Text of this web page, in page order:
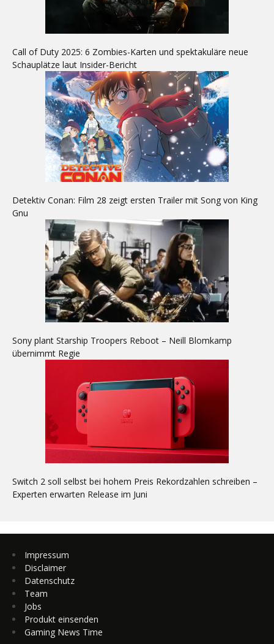
Call of Duty 2025: 6 Zombies-Karten und spektakuläre neue
Schauplätze laut Insider-Bericht
Detektiv Conan: Film 28 zeigt ersten Trailer mit Song von King
Gnu
Sony plant Starship Troopers Reboot – Neill Blomkamp
übernimmt Regie
Switch 2 soll selbst bei hohem Preis Rekordzahlen schreiben –
Experten erwarten Release im Juni
Impressum
Disclaimer
Datenschutz
Team
Jobs
Produkt einsenden
Gaming News Time